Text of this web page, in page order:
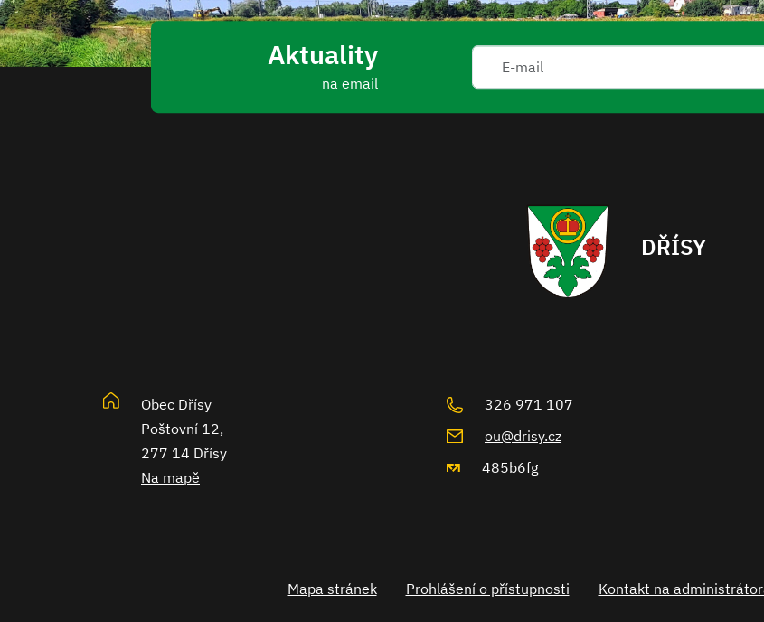
Aktuality
na email
DŘÍSY
Obec Dřísy
Poštovní 12,
277 14 Dřísy
Na mapě
326 971 107
ou@drisy.cz
485b6fg
Mapa stránek Prohlášení o přístupnosti Kontakt na